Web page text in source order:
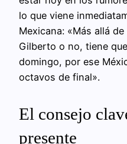
lo que viene
Mexicana: «Más allá
Gilberto o no, tiene
domingo, por ese
octavos de final».
El consejo
presente